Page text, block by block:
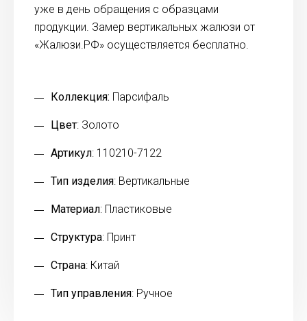
уже в день обращения с образцами
продукции. Замер вертикальных жалюзи от
«Жалюзи.РФ» осуществляется бесплатно.
Коллекция: Парсифаль
Цвет: Золото
Артикул: 110210-7122
Тип изделия: Вертикальные
Материал: Пластиковые
Структура: Принт
Страна: Китай
Тип управления: Ручное